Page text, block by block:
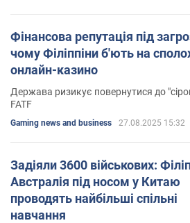
Фінансова репутація під
чому Філіппіни б'ють на
онлайн-казино
Держава ризикує повернутися до
FATF
Gaming news and business 27.08.2025 15:32
Задіяли 3600 військових:
Австралія під носом у Китаю
проводять найбільші спільні
навчання